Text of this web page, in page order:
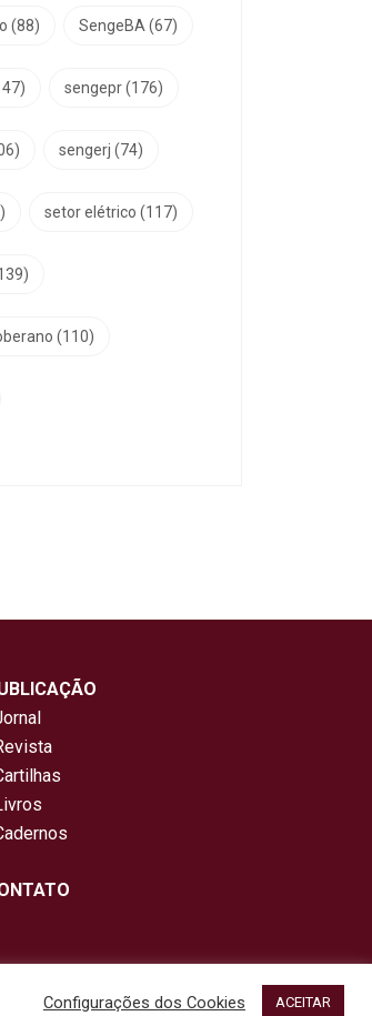
(88) SengeBA (67)
sengepr(176)
sengerj (74)
setor elétrico (117)
(110)
Configurações dos Cookies ACEITAR